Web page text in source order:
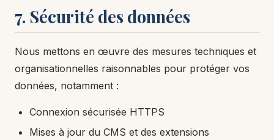
7. Sécurité des données
Nous mettons en œuvre des mesures techniques et
organisationnelles raisonnables pour protéger vos
données, notamment :
Connexion sécurisée HTTPS
Mises à jour du CMS et des extensions